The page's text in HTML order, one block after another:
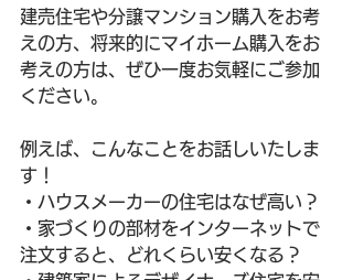
建売住宅や分譲マンション購入をお考
えの方、将来的にマイホーム購入をお
考えの方は、ぜひ一度お気軽にご参加
ください。
例えば、こんなことをお話しいたしま
す！
・ハウスメーカーの住宅はなぜ高い？
・家づくりの部材をインターネットで
注文すると、どれくらい安くなる？